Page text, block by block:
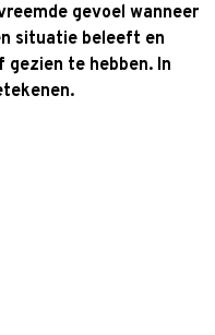
gevoel wanneer
situatie beleeft en
te hebben. In